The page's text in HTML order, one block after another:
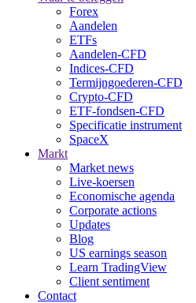
Forex
Aandelen
ETFs
Aandelen-CFD
Indices-CFD
Termijngoederen-CFD
Crypto-CFD
ETF-fondsen-CFD
Specificatie instrument
SpaceX
Markt
Market news
Live-koersen
Economische agenda
Corporate actions
Updates
Blog
US earnings season
Learn TradingView
Client sentiment
Contact